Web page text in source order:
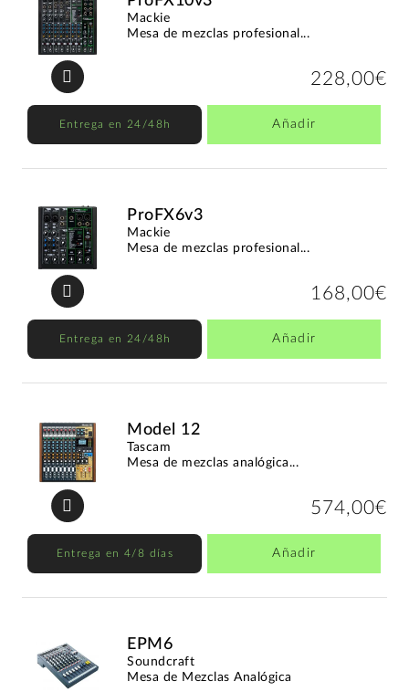
Mackie
Mesa de mezclas profesional...
228,00€
Entrega en 24/48h Añadir
ProFX6v3
Mackie
Mesa de mezclas profesional...
168,00€
Entrega en 24/48h Añadir
Model 12
Tascam
Mesa de mezclas analógica...
574,00€
Entrega en 4/8 días Añadir
EPM6
Soundcraft
Mesa de Mezclas Analógica